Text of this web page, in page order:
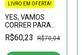
LIVRO EM OFERTA!
YES, VAMOS
CORRER PARA
"DOMINAR" A
LÍNGUA:como a
R$60,23 R$70,04